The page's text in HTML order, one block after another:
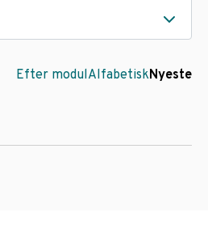
Efter modulAlfabetiskNyeste